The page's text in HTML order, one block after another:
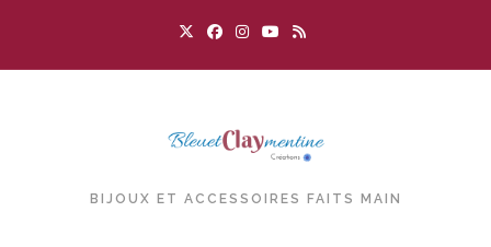
content
BIJOUX ET ACCESSOIRES FAITS MAIN